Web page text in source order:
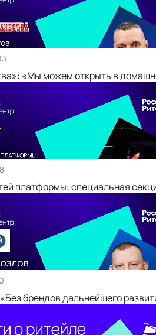
«Мы можем открыть в
платформы: специальная
брендов дальнейшего